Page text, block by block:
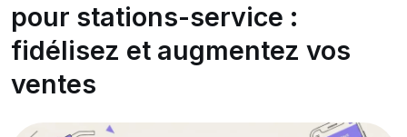
pour stations-service :
fidélisez et augmentez vos
ventes